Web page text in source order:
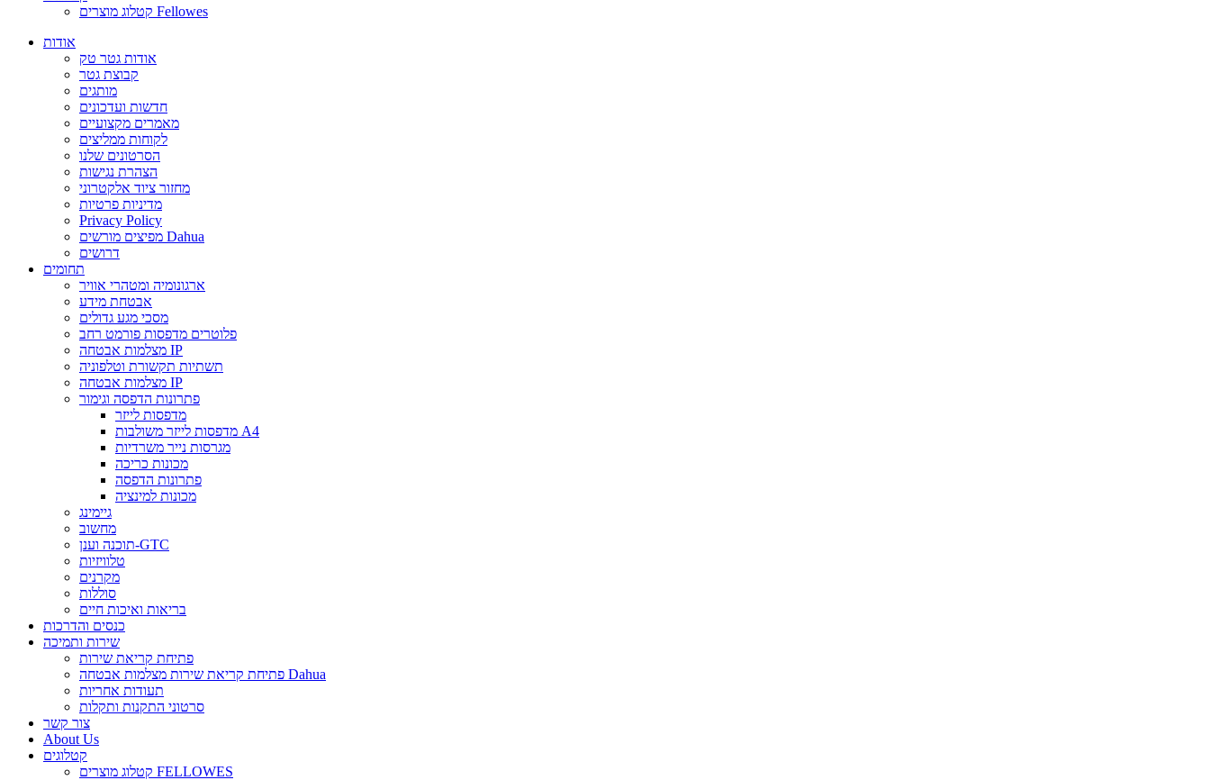
קטלוג מוצרים Fellowes
אודות
אודות גטר טק
קבוצת גטר
מותגים
חדשות ועדכונים
מאמרים מקצועיים
לקוחות ממליצים
הסרטונים שלנו
הצהרת נגישות
מחזור ציוד אלקטרוני
מדיניות פרטיות
Privacy Policy
מפיצים מורשים Dahua
דרושים
תחומים
ארגונומיה ומטהרי אוויר
אבטחת מידע
מסכי מגע גדולים
פלוטרים מדפסות פורמט רחב
מצלמות אבטחה IP
תשתיות תקשורת וטלפוניה
מצלמות אבטחה IP
פתרונות הדפסה וגימור
מדפסות לייזר
מדפסות לייזר משולבות A4
מגרסות נייר משרדיות
מכונות כריכה
פתרונות הדפסה
מכונות למינציה
גיימינג
מחשוב
תוכנה וענן-GTC
טלוויזיות
מקרנים
סוללות
בריאות ואיכות חיים
כנסים והדרכות
שירות ותמיכה
פתיחת קריאת שירות
פתיחת קריאת שירות מצלמות אבטחה Dahua
תעודות אחריות
סרטוני התקנות ותקלות
צור קשר
About Us
קטלוגים
קטלוג מוצרים FELLOWES